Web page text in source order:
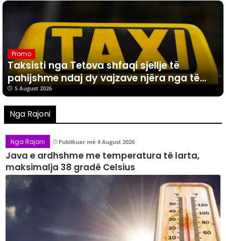
Promo
Taksisti nga Tetova shfaqi sjellje të
pahijshme ndaj dy vajzave njëra nga të
cilat e mitur, ata kërcyen nga vetura
5 August 2026
Nga Rajoni
Nga Rajoni Publikuar më 4 August 2026
​Java e ardhshme me temperatura të larta,
maksimalja 38 gradë Celsius